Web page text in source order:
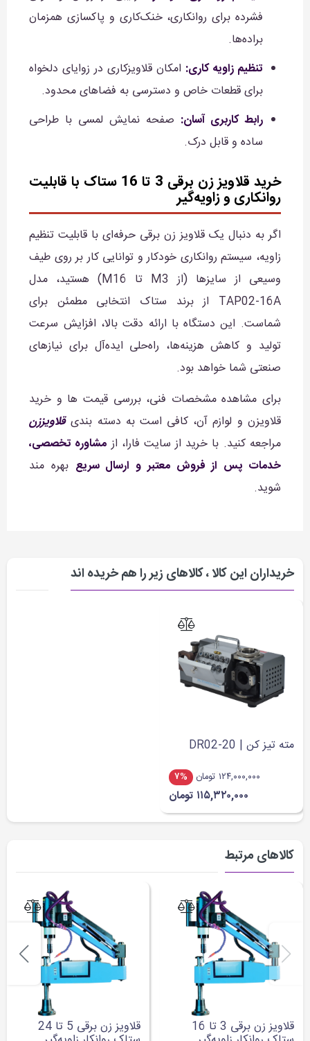
فشرده برای روانکاری، خنک‌کاری و پاکسازی همزمان
براده‌ها.
تنظیم زاویه کاری: امکان قلاویزکاری در زوایای دلخواه
برای قطعات خاص و دسترسی به فضاهای محدود.
رابط کاربری آسان: صفحه نمایش لمسی با طراحی
ساده و قابل درک.
خرید قلاویز زن برقی 3 تا 16 ستاک با قابلیت
روانکاری و زاویه‌گیر
اگر به دنبال یک قلاویز زن برقی حرفه‌ای با قابلیت تنظیم
زاویه، سیستم روانکاری خودکار و توانایی کار بر روی طیف
وسیعی از سایزها (از M3 تا M16) هستید، مدل
TAP02-16A از برند ستاک انتخابی مطمئن برای
شماست. این دستگاه با ارائه دقت بالا، افزایش سرعت
تولید و کاهش هزینه‌ها، راه‌حلی ایده‌آل برای نیازهای
صنعتی شما خواهد بود.
برای مشاهده مشخصات فنی، بررسی قیمت ها و خرید
قلاویزن و لوازم آن، کافی است به دسته بندیقلاویززن
مراجعه کنید. با خرید از سایت فارا، از مشاوره تخصصی،
خدمات پس از فروش معتبر و ارسال سریع بهره مند
شوید.
خریداران این کالا ، کالاهای زیر را هم خریده اند
مته تیز کن | DR02-20
۱۲۴,۰۰۰,۰۰۰ تومان ۷%
۱۱۵,۳۲۰,۰۰۰ تومان
کالاهای مرتبط
قلاویز زن برقی 3 تا 16 قلاویز زن برقی 5 تا 24